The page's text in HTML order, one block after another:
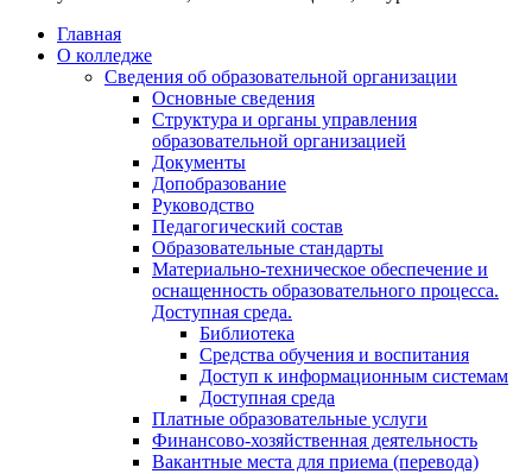
Главная
О колледже
Сведения об образовательной организации
Основные сведения
Структура и органы управления
образовательной организацией
Документы
Допобразование
Руководство
Педагогический состав
Образовательные стандарты
Материально-техническое обеспечение и
оснащенность образовательного процесса.
Доступная среда.
Библиотека
Средства обучения и воспитания
Доступ к информационным системам
Доступная среда
Платные образовательные услуги
Финансово-хозяйственная деятельность
Вакантные места для приема (перевода)